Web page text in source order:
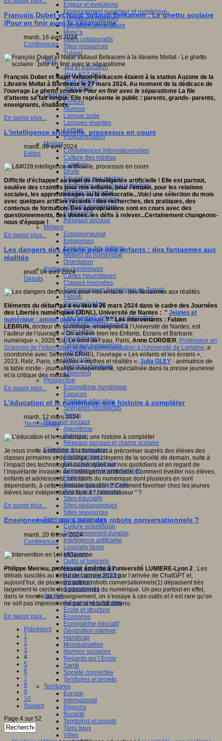
Enjeux et évolutions
Enseignement supérieur et numérique
Formations hybrides
Formation universitaire
Mooc’s
Outils collaboratifs
Sites ressources
Tutorat
Jeux
Jeu et éducation
Jeux 4/12 ans
Jeux sérieux
Jeux vidéo
Langages
Ecriture
Humour
Langue orale
Langues vivantes
Lecture
Programmation
Médias
Compétences informationnelles
Culture des médias
Curation
Droits
Education aux médias
Information et nouveaux médias
Identité numérique
Internet responsable
Littératie numérique
Publication
Réseaux sociaux
Métiers
Entrepreneuriat
Entreprises
Evolutions des métiers
Métiers du numérique
Orientation
Pratiques numériques
Cartes heuristiques
Classes inversées
Environnement Numérique de Travail
Fablab
Géolocalisation
Images
Les mondes virtuels en éducation
Pratiques collaboratives
Podcasting
Smartphones
Tableaux numériques
Tablettes
Web radio
Webdocumentaire
eTwinning
Prospective
Ecosystème numérique
Espaces
Politique éducative
Scénarios prospectifs
Temps
Réseaux sociaux
Algorithme
Données
Réseaux sociaux et champ scolaire
Sélection de ressources
Bibliographies
Education artistique
Education environnementale
Histoire
Ressources citoyenneté
Ressources sciences
Sites éducatifs
Sites pédagogiques
Sites ressources
Sciences et techniques
Culture scientifique
Développement durable
Intelligence artificielle
Logiciels libres
Métavers
Outils et logiciels
Réalité augmentée
Ressources sciences
Robotique
Technologies
Société
Acteurs des territoires
Ecole et structure
Economie
Ecosystème éducatif
Génération internet
Handicap
Mondialisation
Normes scolaires
Regards sur l’Ecole
Santé
Société connectée
Territoires et projets
Territoires
Europe
International
Régions
Ruralité
Territoires et projets
Tiers lieux
Villes
François Dubet et Najat Vallaud-Belkacem : Le ghetto scolaire
/Pour en finir avec le séparatisme
mardi, 16 avril 2024
Conférences
François Dubet et Najat Vallaud-Belkacem étaient à la station Auzone de la
Librairie Mollat à Bordeaux le 27 mars 2024. Au moment de la dédicace de
l’ouvrage Le ghetto scolaire Pour en finir avec le séparatisme La file
d’attente se fait longue. Elle représente le public : parents, grands- parents,
enseignants, étudiants.
En savoir plus...
L'intelligence artificielle, processus en cours
mardi, 09 avril 2024
Editos
Difficile d'échapper au sujet de l'Intelligence artificielle ! Elle est partout,
soulève des craintes pour nos enfants,pour l'emploi, pour les relations
sociales, les apprentissages ou la démocratie...Voici une sélection du mois
avec quelques articles récents : des recherches, des pratiques, des
contenus de formation. Des appropriations sont en cours avec des
questionnements, des doutes, les défis à relever...Certainement changeons-
nous d'époque !
En savoir plus...
Les dangers des écrans pour nos enfants : des fantasmes aux
réalités
jeudi, 04 avril 2024
Débats
Eléments du débat qui a eu lieu le 26 mars 2024 dans le cadre des Journées
des Libertés numériques (JDNL), Université de Nantes : " Jeunes et
numérique : amour, gloire et danger? " Les intervenants : Fabien
LEBRUN, docteur en sociologie, enseignant à l’Université de Nantes, est
l’auteur de l’ouvrage « On achève bien les Enfants. Ecrans et Barbarie
numérique », 2020. Ed. Le bord de l’eau, Paris, Anne CORDIER, Professeur en
Sciences de l'information et de la communication à l'Université de Lorraine, a
coordonné avec Séverine ERHEL l’ouvrage « Les enfants et les écrans »,
2023, Retz, Paris, collection « mythes et réalités », Julia GLEY - animatrice de
la table ronde - journaliste indépendante, spécialisée dans la presse jeunesse
et la critique des médias.
En savoir plus...
L’éducation et le numérique, une histoire à compléter
mardi, 12 mars 2024
Technologies
Je nous invite à réfléchir à la formation à préconiser auprès des élèves des
classes primaires et du collège, ces citoyens de la société de demain, suite à
l’impact des technologies numériques sur nos quotidiens et en regard de
l’inquiétante invasion de l’intelligence artificielle. Comment éveiller nos élèves,
enfants et adolescents, ces natifs du numérique dont plusieurs en sont
dépendants, à cette épineuse question ? Comment favoriser chez les jeunes
élèves leur indépendance face à " l’envahisseur " ?
En savoir plus...
Enseignement : qui a peur des robots conversationnels ?
mardi, 20 février 2024
Conférences
Philippe Meirieu, professeur émérite à l’université LUMIERE-Lyon 2 : Les
débats suscités au début de l’année 2023 par l’arrivée de ChatGPT et,
aujourd’hui, de plusieurs autres robots conversationnels(1) dépassent très
largement le cercle des passionnés du numérique. Un peu partout en effet,
dans le monde de l’enseignement, on s’essaye à ces outils et il est rare qu’on
ne soit pas impressionné par le résultat obtenu.
En savoir plus...
Précédent
1
2
3
4
5
6
7
8
9
10
Suivant
Page 4 sur 52